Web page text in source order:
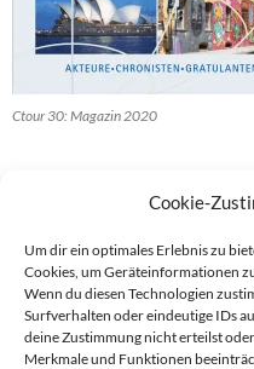
Cookie-
Um dir ein optimales Erlebnis zu
Cookies, um Geräteinformationen
Wenn du diesen Technologien
Surfverhalten oder eindeutige IDs
deine Zustimmung nicht erteilst
Merkmale und Funktionen
Ctour 30: Magazin 2020
AKTUELL
REISEBERICHTE
CTOUR VOR ORT